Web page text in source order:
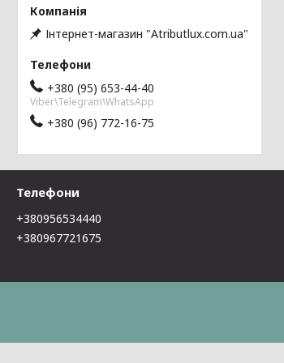
Інтернет-магазин "Atributlux.com.ua"
+380 (95) 653-44-40
Viber\Telegram\WhatsApp
+380 (96) 772-16-75
Телефони
+380956534440
+380967721675